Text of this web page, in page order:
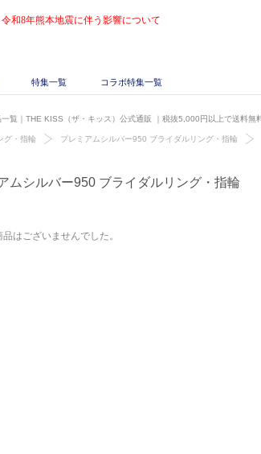
令和8年熊本地震に伴う影響について
特集一覧 コラボ特集一覧
覧｜THE KISS（ザ・キッス）公式通販 ｜税抜5,000円以上で送料無
グ・指輪
プレミアムシルバー950 ブライダルリング・指輪
ムシルバー950 ブライダルリング・指輪
はございませんでした。